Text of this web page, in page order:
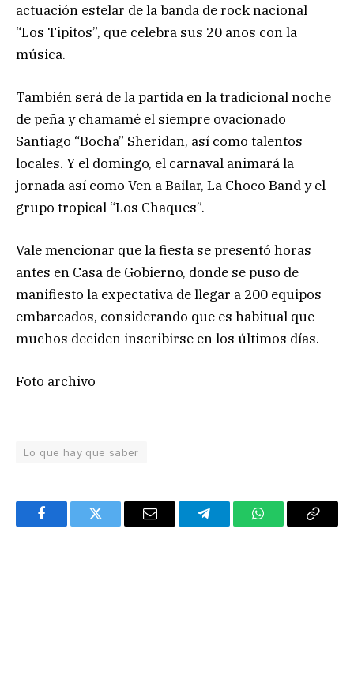
actuación estelar de la banda de rock nacional
“Los Tipitos”, que celebra sus 20 años con la
música.
También será de la partida en la tradicional noche
de peña y chamamé el siempre ovacionado
Santiago “Bocha” Sheridan, así como talentos
locales. Y el domingo, el carnaval animará la
jornada así como Ven a Bailar, La Choco Band y el
grupo tropical “Los Chaques”.
Vale mencionar que la fiesta se presentó horas
antes en Casa de Gobierno, donde se puso de
manifiesto la expectativa de llegar a 200 equipos
embarcados, considerando que es habitual que
muchos deciden inscribirse en los últimos días.
Foto archivo
Lo que hay que saber
FacebookTwitter Email TelegramWhatsAppCopy